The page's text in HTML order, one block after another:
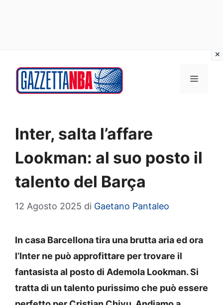
contenuto
MENU
Inter, salta l’affare
Lookman: al suo posto il
talento del Barça
12 Agosto 2025 di Gaetano Pantaleo
In casa Barcellona tira una brutta aria ed ora
l’Inter ne può approfittare per trovare il
fantasista al posto di Ademola Lookman. Si
tratta di un talento purissimo che può essere